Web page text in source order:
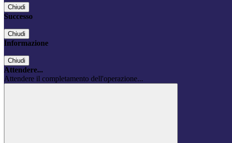
Chiudi
Successo
Chiudi
Informazione
Chiudi
Attendere...
Attendere il completamento dell'operazione...